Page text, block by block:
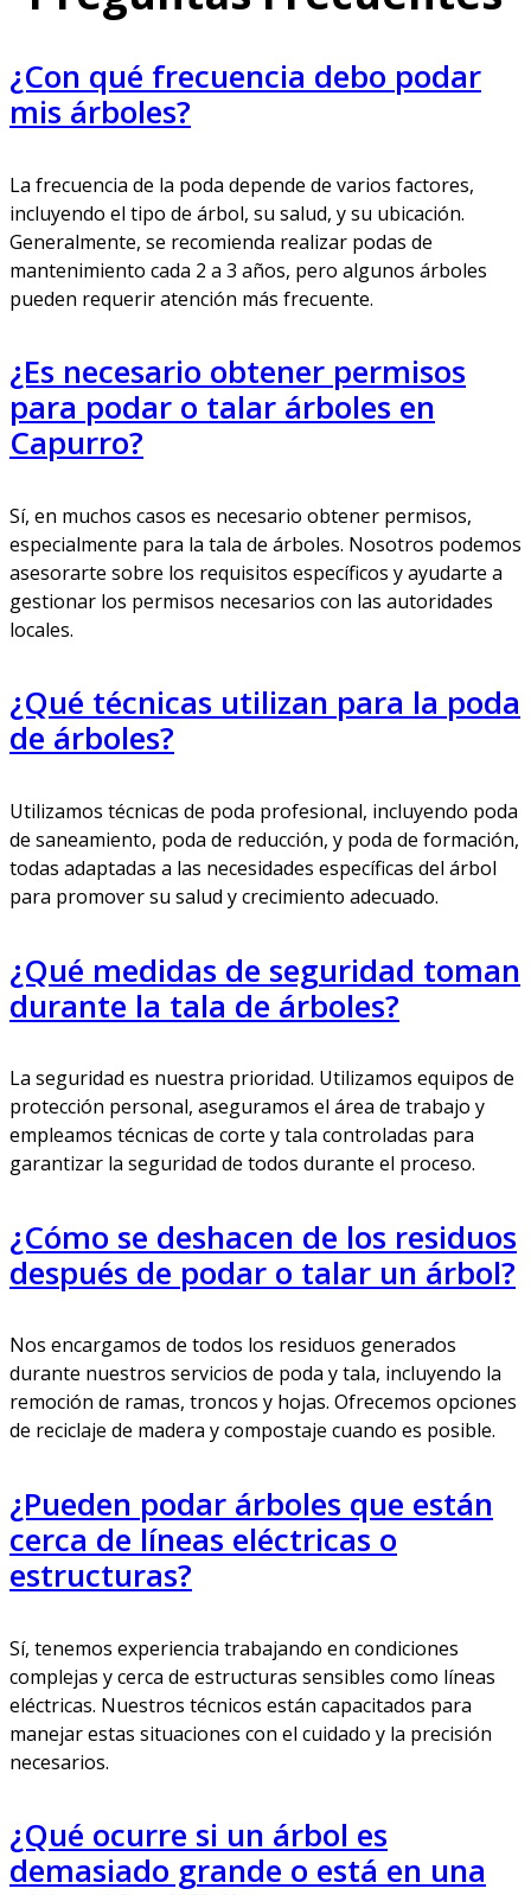
¿Con qué frecuencia debo podar
mis árboles?
La frecuencia de la poda depende de varios factores,
incluyendo el tipo de árbol, su salud, y su ubicación.
Generalmente, se recomienda realizar podas de
mantenimiento cada 2 a 3 años, pero algunos árboles
pueden requerir atención más frecuente.
¿Es necesario obtener permisos
para podar o talar árboles en
Capurro?
Sí, en muchos casos es necesario obtener permisos,
especialmente para la tala de árboles. Nosotros podemos
asesorarte sobre los requisitos específicos y ayudarte a
gestionar los permisos necesarios con las autoridades
locales.
¿Qué técnicas utilizan para la poda
de árboles?
Utilizamos técnicas de poda profesional, incluyendo poda
de saneamiento, poda de reducción, y poda de formación,
todas adaptadas a las necesidades específicas del árbol
para promover su salud y crecimiento adecuado.
¿Qué medidas de seguridad toman
durante la tala de árboles?
La seguridad es nuestra prioridad. Utilizamos equipos de
protección personal, aseguramos el área de trabajo y
empleamos técnicas de corte y tala controladas para
garantizar la seguridad de todos durante el proceso.
¿Cómo se deshacen de los residuos
después de podar o talar un árbol?
Nos encargamos de todos los residuos generados
durante nuestros servicios de poda y tala, incluyendo la
remoción de ramas, troncos y hojas. Ofrecemos opciones
de reciclaje de madera y compostaje cuando es posible.
¿Pueden podar árboles que están
cerca de líneas eléctricas o
estructuras?
Sí, tenemos experiencia trabajando en condiciones
complejas y cerca de estructuras sensibles como líneas
eléctricas. Nuestros técnicos están capacitados para
manejar estas situaciones con el cuidado y la precisión
necesarios.
¿Qué ocurre si un árbol es
demasiado grande o está en una